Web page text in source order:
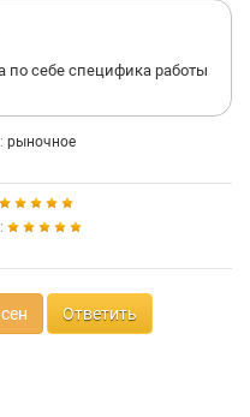
по себе специфика работы
рыночное
Ответить